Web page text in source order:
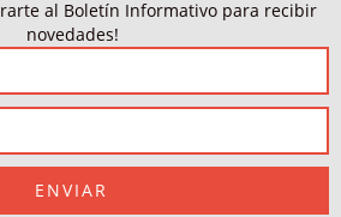
al Boletín Informativo para recibir
novedades!